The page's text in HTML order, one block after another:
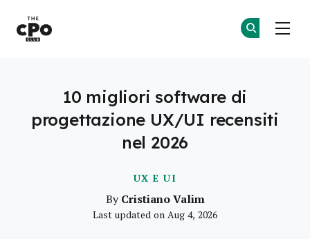
UX E UI
10 migliori software di
progettazione UX/UI recensiti
nel 2026
ByCristiano Valim
Last updated on Aug 4, 2026